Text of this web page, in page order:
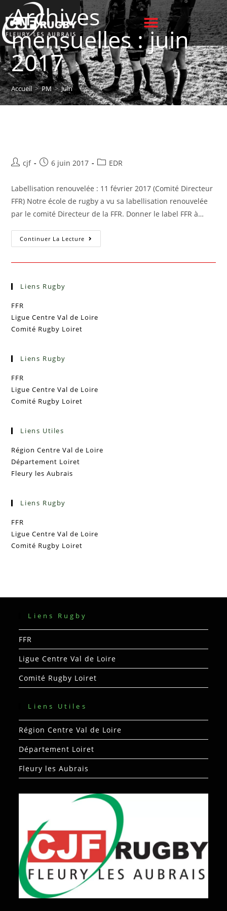
Archives
mensuelles : juin
2017
Accueil > PM > Juin
cjf 6 juin 2017 EDR
Labellisation renouvelée : 11 février 2017 (Comité Directeur
FFR) Notre école de rugby a vu sa labellisation renouvelée
par le comité Directeur de la FFR. Donner le label FFR à…
Continuer La Lecture
Liens Rugby
FFR
Ligue Centre Val de Loire
Comité Rugby Loiret
Liens Rugby
FFR
Ligue Centre Val de Loire
Comité Rugby Loiret
Liens Utiles
Région Centre Val de Loire
Département Loiret
Fleury les Aubrais
Liens Rugby
FFR
Ligue Centre Val de Loire
Comité Rugby Loiret
Liens Rugby
FFR
Ligue Centre Val de Loire
Comité Rugby Loiret
Liens Utiles
Région Centre Val de Loire
Département Loiret
Fleury les Aubrais